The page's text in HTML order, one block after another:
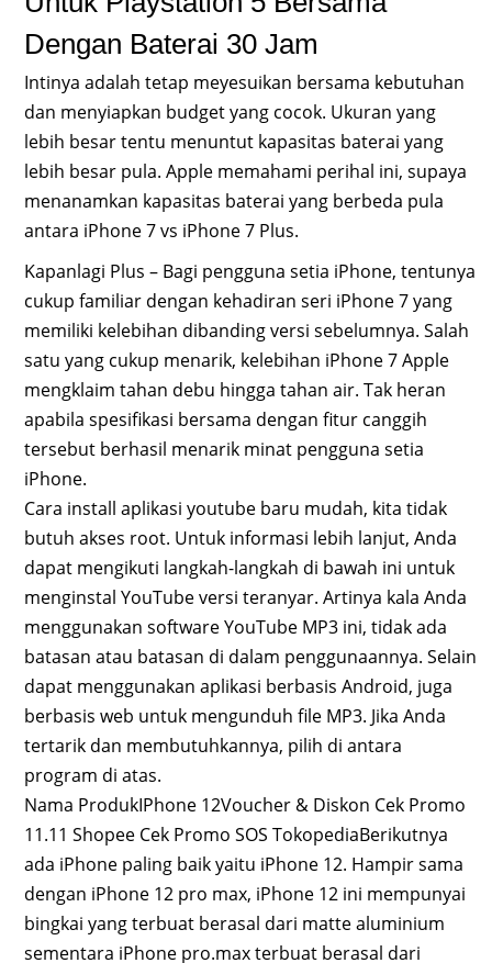
Dengan Baterai 30 Jam
Intinya adalah tetap meyesuikan bersama kebutuhan
dan menyiapkan budget yang cocok. Ukuran yang
lebih besar tentu menuntut kapasitas baterai yang
lebih besar pula. Apple memahami perihal ini, supaya
menanamkan kapasitas baterai yang berbeda pula
antara iPhone 7 vs iPhone 7 Plus.
Kapanlagi Plus – Bagi pengguna setia iPhone, tentunya
cukup familiar dengan kehadiran seri iPhone 7 yang
memiliki kelebihan dibanding versi sebelumnya. Salah
satu yang cukup menarik, kelebihan iPhone 7 Apple
mengklaim tahan debu hingga tahan air. Tak heran
apabila spesifikasi bersama dengan fitur canggih
tersebut berhasil menarik minat pengguna setia
iPhone.
Cara install aplikasi youtube baru mudah, kita tidak
butuh akses root. Untuk informasi lebih lanjut, Anda
dapat mengikuti langkah-langkah di bawah ini untuk
menginstal YouTube versi teranyar. Artinya kala Anda
menggunakan software YouTube MP3 ini, tidak ada
batasan atau batasan di dalam penggunaannya. Selain
dapat menggunakan aplikasi berbasis Android, juga
berbasis web untuk mengunduh file MP3. Jika Anda
tertarik dan membutuhkannya, pilih di antara
program di atas.
Nama ProdukIPhone 12Voucher & Diskon Cek Promo
11.11 Shopee Cek Promo SOS TokopediaBerikutnya
ada iPhone paling baik yaitu iPhone 12. Hampir sama
dengan iPhone 12 pro max, iPhone 12 ini mempunyai
bingkai yang terbuat berasal dari matte aluminium
sementara iPhone pro.max terbuat berasal dari